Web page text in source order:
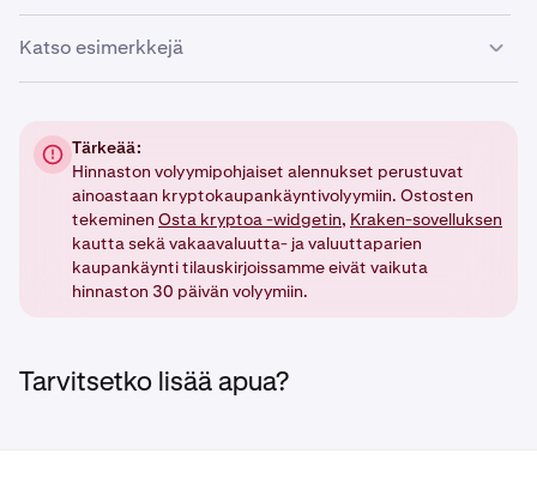
Katso esimerkkejä
Stablecoin-maksutaulukkoasovelletaan.
Kauppaeivaikuta30 päivän kaupankäyntivolyymiisi
Jos stablecoin on noteerausvaluutta (esim. BTC/
• Kauppavaikuttaa 30 päivän
Tärkeää:
Hinnaston volyymipohjaiset alennukset perustuvat
ainoastaan kryptokaupankäyntivolyymiin. Ostosten
tekeminen Osta kryptoa -widgetin, Kraken-sovelluksen
kautta sekä vakaavaluutta- ja valuuttaparien
kaupankäynti tilauskirjoissamme eivät vaikuta
hinnaston 30 päivän volyymiin.
Tarvitsetko lisää apua?